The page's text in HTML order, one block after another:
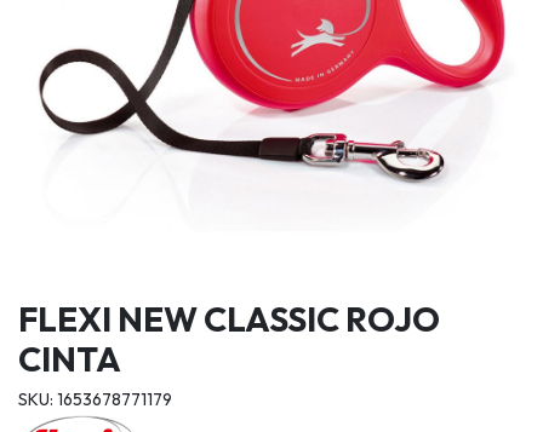
FLEXI NEW CLASSIC ROJO
CINTA
SKU: 1653678771179